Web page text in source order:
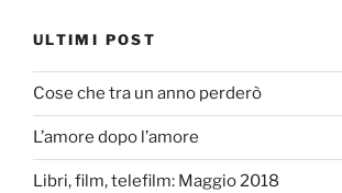
ULTIMI POST
Cose che tra un anno perderò
L’amore dopo l’amore
Libri, film, telefilm: Maggio 2018